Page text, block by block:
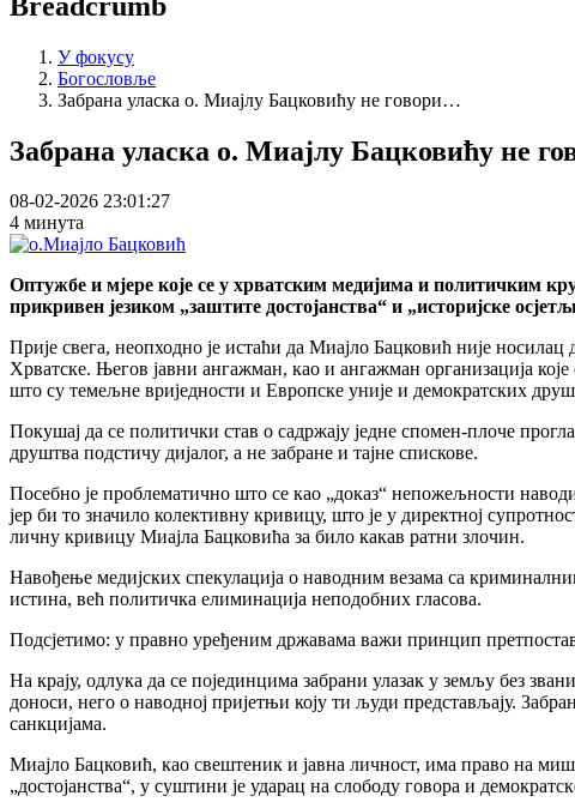
У фокусу
Богословље
Забрана уласка о. Миајлу Бацковићу не говори…
Забрана уласка о. Миајлу Бацковићу не
08-02-2026 23:01:27
4 минута
Оптужбе и мјере које се у хрватским медијима и политичким
прикривен језиком „заштите достојанства“ и „историјске
Прије свега, неопходно је истаћи да Миајло Бацковић није
Хрватске. Његов јавни ангажман, као и ангажман организација
што су темељне вриједности и Европске уније и демократских
Покушај да се политички став о садржају једне спомен-плоче
друштва подстичу дијалог, а не забране и тајне спискове.
Посебно је проблематично што се као „доказ“ непожељности
јер би то значило колективну кривицу, што је у директној
личну кривицу Миајла Бацковића за било какав ратни злочин.
Навођење медијских спекулација о наводним везама са
истина, већ политичка елиминација неподобних гласова.
Подсјетимо: у правно уређеним државама важи принцип
На крају, одлука да се појединцима забрани улазак у земљу без
доноси, него о наводној пријетњи коју ти људи представљају.
санкцијама.
Миајло Бацковић, као свештеник и јавна личност, има право на
„достојанства“, у суштини је ударац на слободу говора и